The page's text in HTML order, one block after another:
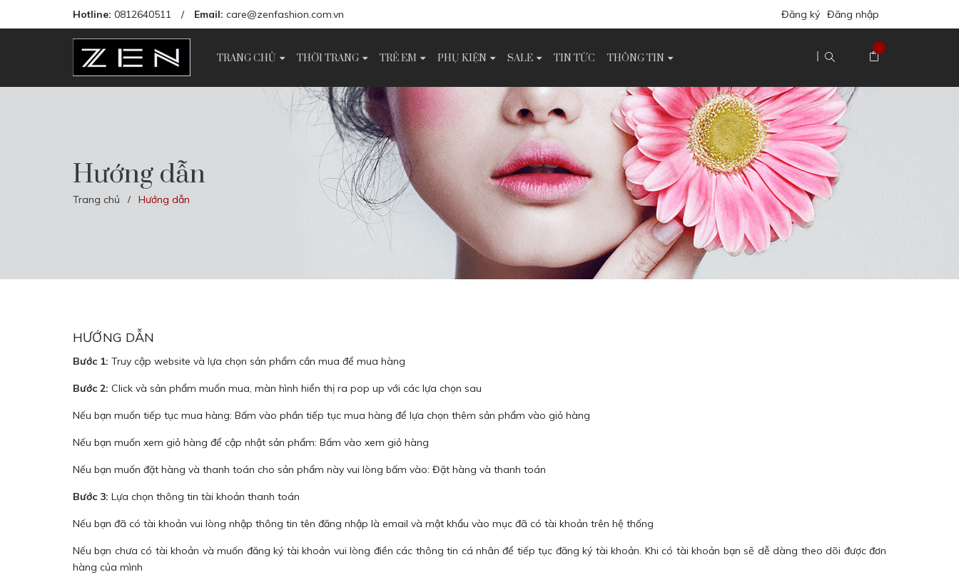
Hotline: 0812640511 / Email: care@zenfashion.com.vn Đăng ký Đăng nhập
TRANG CHỦ THỜI TRANG TRẺ EM PHỤ KIỆN SALE TIN TỨC THÔNG TIN
Hướng dẫn
Trang chủ / Hướng dẫn
HƯỚNG DẪN
Bước 1: Truy cập website và lựa chọn sản phẩm cần mua để mua hàng
Bước 2: Click và sản phẩm muốn mua, màn hình hiển thị ra pop up với các lựa chọn sau
Nếu bạn muốn tiếp tục mua hàng: Bấm vào phần tiếp tục mua hàng để lựa chọn thêm sản phẩm vào giỏ hàng
Nếu bạn muốn xem giỏ hàng để cập nhật sản phẩm: Bấm vào xem giỏ hàng
Nếu bạn muốn đặt hàng và thanh toán cho sản phẩm này vui lòng bấm vào: Đặt hàng và thanh toán
Bước 3: Lựa chọn thông tin tài khoản thanh toán
Nếu bạn đã có tài khoản vui lòng nhập thông tin tên đăng nhập là email và mật khẩu vào mục đã có tài khoản trên hệ thống
Nếu bạn chưa có tài khoản và muốn đăng ký tài khoản vui lòng điền các thông tin cá nhân để tiếp tục đăng ký tài khoản. Khi có tài khoản bạn sẽ dễ dàng theo dõi được đơn
hàng của mình